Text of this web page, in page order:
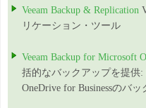
Veeam Backup & Replication
リケーション・ツール
Veeam Backup for Microsoft
括的なバックアップを提供:
OneDrive for Businessのバ